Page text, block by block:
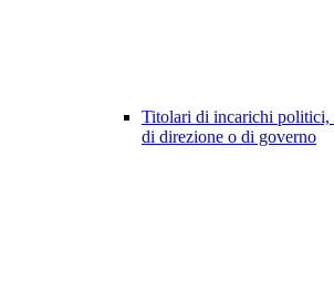
Titolari di incarichi politici,
di direzione o di governo